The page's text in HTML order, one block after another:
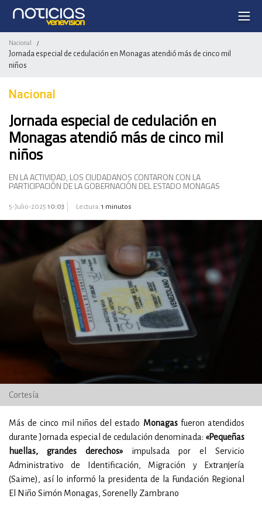
Nacional /
Jornada especial de cedulación en Monagas atendió más de cinco mil
niños
Nacional
Jornada especial de cedulación en
Monagas atendió más de cinco mil
niños
EN LA ACTIVIDAD, LOS CIUDADANOS CONTARON CON LA
PARTICIPACIÓN DE LA GOBERNACIÓN DEL ESTADO MONAGAS
5-Julio-2025 10:03 Lectura: 1 minutos
Cortesía
Más de cinco mil niños del estado Monagasfueron atendidos
durante Jornada especial de cedulación denominada: «Pequeñas
huellas, grandes derechos»impulsada por el Servicio
Administrativo de Identificación, Migración y Extranjería
(Saime), así lo informó la presidenta de la Fundación Regional
El Niño Simón Monagas, Sorenelly Zambrano